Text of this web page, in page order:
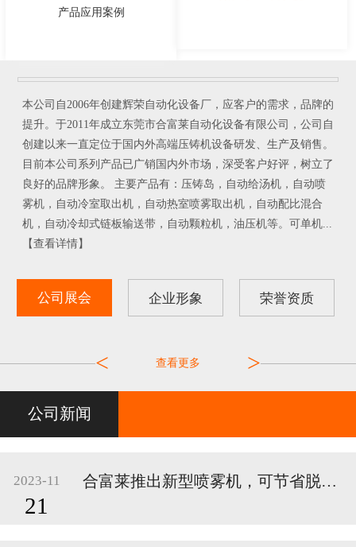
产品应用案例
本公司自2006年创建辉荣自动化设备厂，应客户的需求，品牌的
提升。于2011年成立东莞市合富莱自动化设备有限公司，公司自
创建以来一直定位于国内外高端压铸机设备研发、生产及销售。
目前本公司系列产品已广销国内外市场，深受客户好评，树立了
良好的品牌形象。 主要产品有：压铸岛，自动给汤机，自动喷
雾机，自动冷室取出机，自动热室喷雾取出机，自动配比混合
机，自动冷却式链板输送带，自动颗粒机，油压机等。可单机...
【查看详情】
公司展会 企业形象 荣誉资质
>
查看更多
<
公司新闻
2023-11
21
合富莱推出新型喷雾机，可节省脱模剂15%、雾化效果提升40%